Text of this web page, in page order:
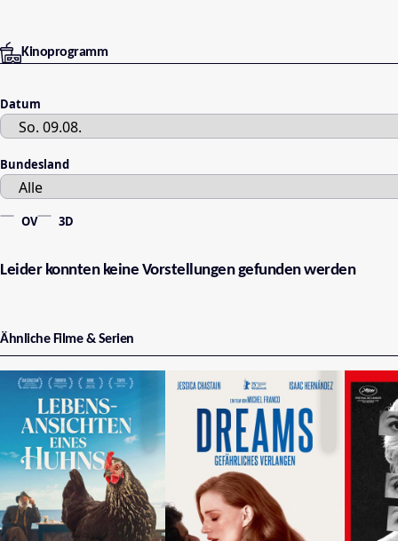
Kinoprogramm
Datum
Bundesland
OV 3D
Leider konnten keine Vorstellungen gefunden werden
Ähnliche Filme & Serien